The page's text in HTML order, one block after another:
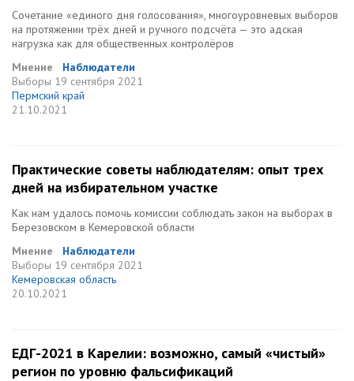
Сочетание «единого дня голосования», многоуровневых выборов
на протяжении трёх дней и ручного подсчёта — это адская
нагрузка как для общественных контролёров
Мнение
Наблюдатели
Выборы 19 сентября 2021
Пермский край
21.10.2021
Практические советы наблюдателям: опыт трех
дней на избирательном участке
Как нам удалось помочь комиссии соблюдать закон на выборах в
Березовском в Кемеровской области
Мнение
Наблюдатели
Выборы 19 сентября 2021
Кемеровская область
20.10.2021
ЕДГ-2021 в Карелии: возможно, самый «чистый»
регион по уровню фальсификаций